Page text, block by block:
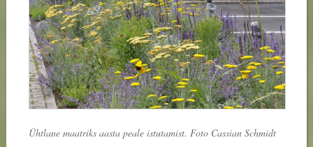
Ühtlane maatriks aasta peale istutamist. Foto Cassian Schmidt